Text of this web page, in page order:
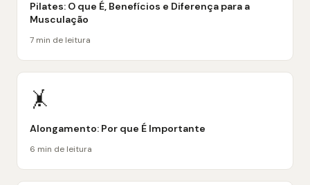
Pilates: O que É, Benefícios e Diferença para a
Musculação
7 min de leitura
🤸
Alongamento: Por que É Importante
6 min de leitura